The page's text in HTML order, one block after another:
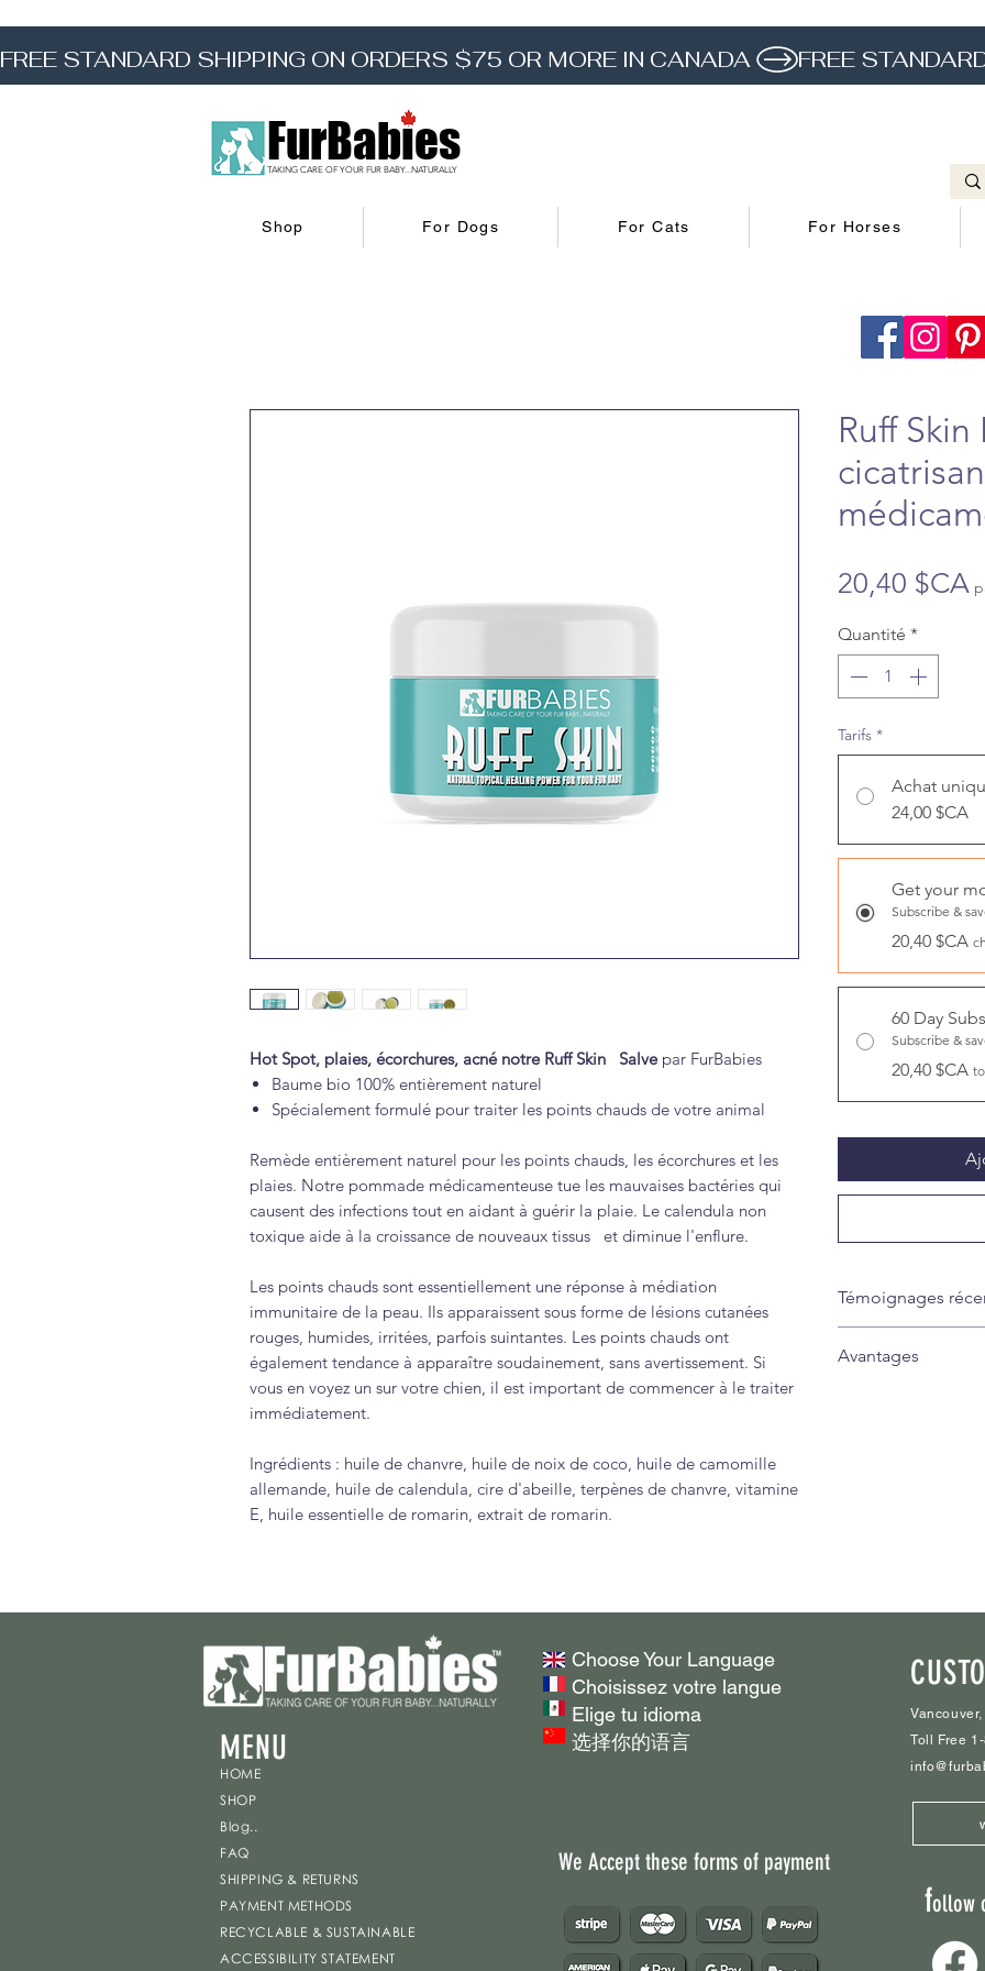
FREE STANDARD SHIPPING ON ORDERS $75 OR MORE IN CANADA
TAKING CARE OF YOUR FUR BABY...NATURALLY
FurBabies
Shop For Dogs For Cats For Horses
Hot Spot, plaies, écorchures, acné notre Ruff Skin Salvepar FurBabies
Baume bio 100% entièrement naturel
Spécialement formulé pour traiter les points chauds de votre animal
Remède entièrement naturel pour les points chauds, les écorchures et les
plaies. Notre pommade médicamenteuse tue les mauvaises bactéries qui
causent des infections tout en aidant à guérir la plaie. Le calendula non
toxique aide à la croissance de nouveaux tissus et diminue l'enflure.
Les points chauds sont essentiellement une réponse à médiation
immunitaire de la peau. Ils apparaissent sous forme de lésions cutanées
rouges, humides, irritées, parfois suintantes. Les points chauds ont
également tendance à apparaître soudainement, sans avertissement. Si
vous en voyez un sur votre chien, il est important de commencer à le traiter
immédiatement.
Ingrédients : huile de chanvre, huile de noix de coco, huile de camomille
allemande, huile de calendula, cire d'abeille, terpènes de chanvre, vitamine
E, huile essentielle de romarin, extrait de romarin.
Ruff Skin
20,40 $CA
Quantité *
Tarifs *
Achat
24,00 $CA
Get your
Subscribe &
20,40 $CA
60 Day
Subscribe &
20,40 $CA
Témoignages
points chauds. J'ai
Avantages
Peut
taches
Les points
plaies d'été ou
est applicable
MENU
HOME
SHOP
Blog..
FAQ
SHIPPING & RETURNS
PAYMENT METHODS
RECYCLABLE & SUSTAINABLE
ACCESSIBILITY STATEMENT
Choose Your Language
Choisissez votre langue
Elige tu idioma
选择你的语言
We Accept these forms of payment
Toll Free
follow